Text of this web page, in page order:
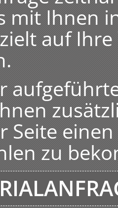
mit Ihnen
auf
Seite
zu